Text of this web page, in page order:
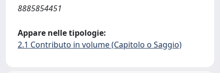
8885854451
Appare nelle tipologie:
2.1 Contributo in volume (Capitolo o Saggio)